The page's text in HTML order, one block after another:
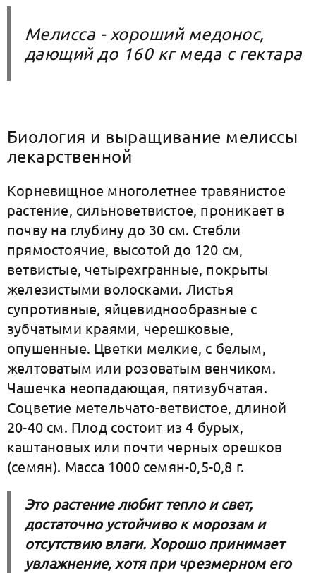
Мелисса - хороший медонос,
дающий до 160 кг меда с гектара
Биология и выращивание мелиссы
лекарственной
Корневищное многолетнее травянистое
растение, сильноветвистое, проникает в
почву на глубину до 30 см. Стебли
прямостоячие, высотой до 120 см,
ветвистые, четырехгранные, покрыты
железистыми волосками. Листья
супротивные, яйцевиднообразные с
зубчатыми краями, черешковые,
опушенные. Цветки мелкие, с белым,
желтоватым или розоватым венчиком.
Чашечка неопадающая, пятизубчатая.
Соцветие метельчато-ветвистое, длиной
20-40 см. Плод состоит из 4 бурых,
каштановых или почти черных орешков
(семян). Масса 1000 семян-0,5-0,8 г.
Это растение любит тепло и свет,
достаточно устойчиво к морозам и
отсутствию влаги. Хорошо принимает
увлажнение, хотя при чрезмерном его